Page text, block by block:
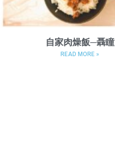
自家肉燥飯─聶瞳
READ MORE »